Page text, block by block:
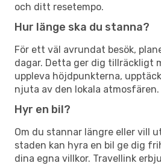
och ditt resetempo.
Hur länge ska du stanna?
För ett väl avrundat besök,
dagar. Detta ger dig tillräckligt
uppleva höjdpunkterna,
njuta av den lokala atmosfären.
Hyr en bil?
Om du stannar längre eller vill
staden kan hyra en bil ge dig
dina egna villkor. Travellink